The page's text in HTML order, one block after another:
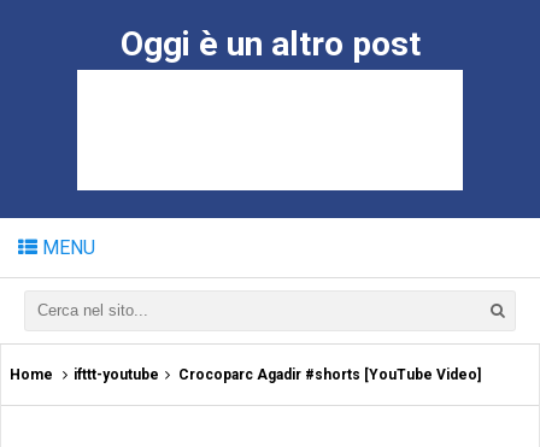
Oggi è un altro post
MENU
Home ifttt-youtube Crocoparc Agadir #shorts [YouTube Video]